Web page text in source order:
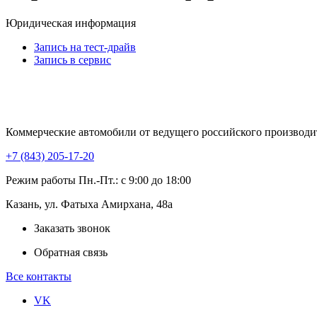
Юридическая информация
Запись на тест-драйв
Запись в сервис
Коммерческие автомобили от ведущего российского
+7 (843) 205-17-20
Режим работы Пн.-Пт.: с 9:00 до 18:00
Казань, ул. Фатыха Амирхана, 48а
Заказать звонок
Обратная связь
Все контакты
VK